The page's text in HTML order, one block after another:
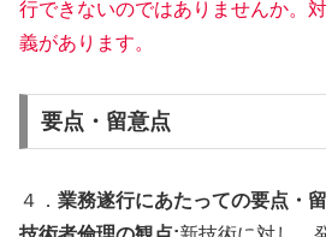
行できないのではありませんか。
義があります。
要点・留意点
４． 業務遂行にあたっての要点・